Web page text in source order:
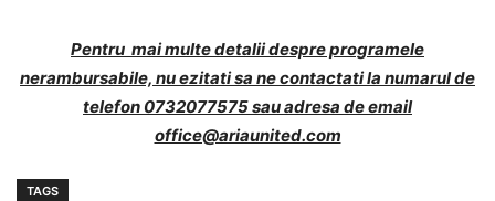
Pentru mai multe detalii despre programele
nerambursabile, nu ezitati sa ne contactati la numarul de
telefon 0732077575 sau adresa de email
office@ariaunited.com
TAGS